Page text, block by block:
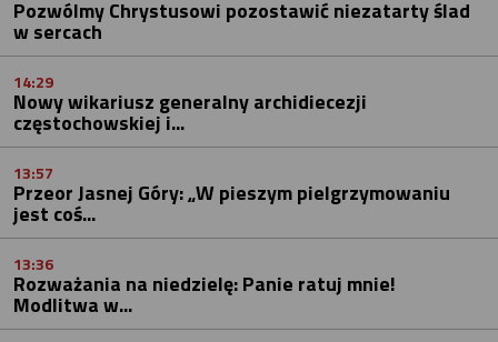
Pozwólmy Chrystusowi pozostawić niezatarty ślad
w sercach
14:29
Nowy wikariusz generalny archidiecezji
częstochowskiej i...
13:57
Przeor Jasnej Góry: „W pieszym pielgrzymowaniu
jest coś...
13:36
Rozważania na niedzielę: Panie ratuj mnie!
Modlitwa w...